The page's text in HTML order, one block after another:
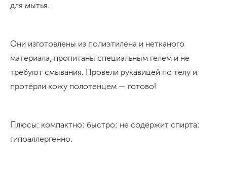
для мытья.
Они изготовлены из полиэтилена и нетканого
материала, пропитаны специальным гелем и не
требуют смывания. Провели рукавицей по телу и
протёрли кожу полотенцем — готово!
Плюсы: компактно; быстро; не содержит спирта;
гипоаллергенно.